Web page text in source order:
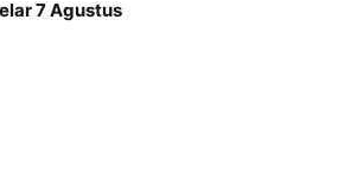
7 Agustus